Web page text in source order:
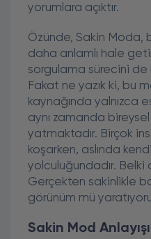
yorumlara açıktır.
Özünde, Sakin Moda,
daha anlamlı hale
sorgulama sürecini
Fakat ne yazık ki, bu
kaynağında yalnızca
aynı zamanda bireysel
yatmaktadır. Birçok
koşarken, aslında
yolculuğundadır. Belki
Gerçekten sakinlikle
görünüm mü
Sakin Mod